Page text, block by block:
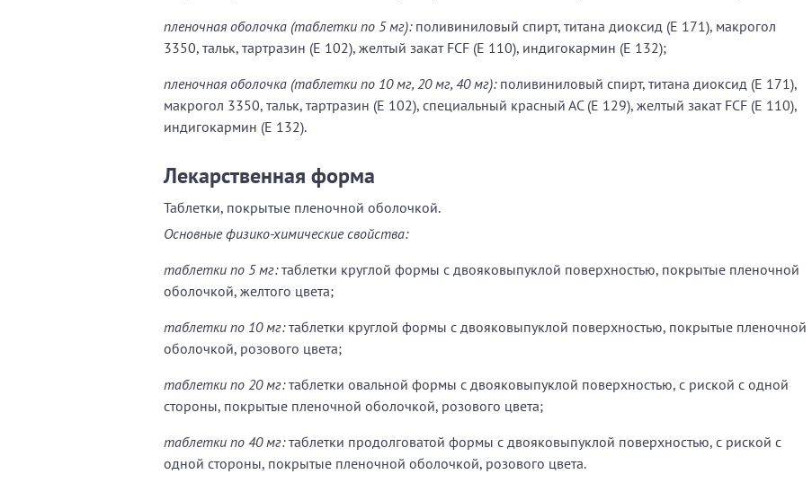
пленочная оболочка (таблетки по 5 мг):поливиниловый спирт, титана диоксид (Е 171), макрогол
3350, тальк, тартразин (E 102), желтый закат FCF (E 110), индигокармин (E 132);
пленочная оболочка (таблетки по 10 мг, 20 мг, 40 мг):поливиниловый спирт, титана диоксид (Е 171),
макрогол 3350, тальк, тартразин (E 102), специальный красный АС (E 129), желтый закат FCF (E 110),
индигокармин (E 132).
Лекарственная форма
Таблетки, покрытые пленочной оболочкой.
Основные физико-химические свойства:
таблетки по 5 мг:таблетки круглой формы с двояковыпуклой поверхностью, покрытые пленочной
оболочкой, желтого цвета;
таблетки по 10 мг:таблетки круглой формы с двояковыпуклой поверхностью, покрытые пленочной
оболочкой, розового цвета;
таблетки по 20 мг:таблетки овальной формы с двояковыпуклой поверхностью, с риской с одной
стороны, покрытые пленочной оболочкой, розового цвета;
таблетки по 40 мг:таблетки продолговатой формы с двояковыпуклой поверхностью, с риской с
одной стороны, покрытые пленочной оболочкой, розового цвета.